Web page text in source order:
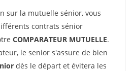
sur la mutuelle sénior, vous
contrats sénior
COMPARATEUR MUTUELLE.
le senior s'assure de bien
dès le départ et évitera les